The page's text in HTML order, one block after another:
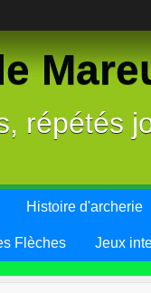
répétés
Histoire d'archerie
Flèches Jeux